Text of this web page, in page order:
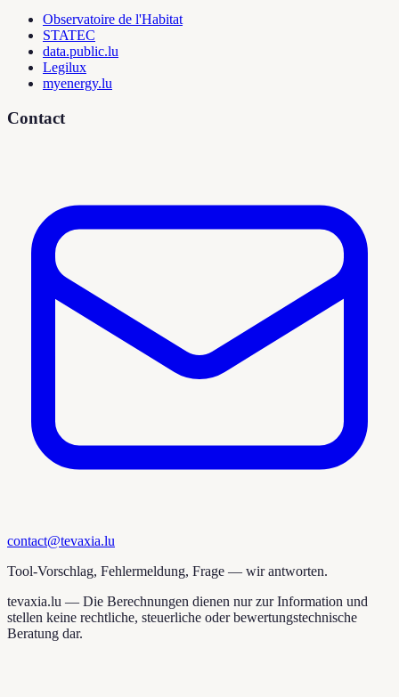
Observatoire de l'Habitat
STATEC
data.public.lu
Legilux
myenergy.lu
Contact
contact@tevaxia.lu
Tool-Vorschlag, Fehlermeldung, Frage — wir antworten.
tevaxia.lu — Die Berechnungen dienen nur zur Information und
stellen keine rechtliche, steuerliche oder bewertungstechnische
Beratung dar.